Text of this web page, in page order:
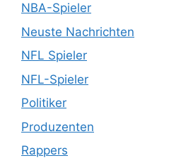
NBA-Spieler
Neuste Nachrichten
NFL Spieler
NFL-Spieler
Politiker
Produzenten
Rappers